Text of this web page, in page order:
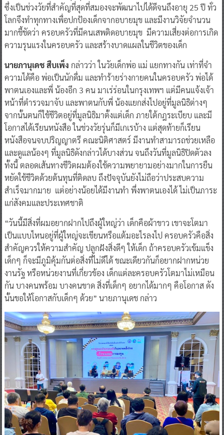
ซึ่งเป็นช่วงวัยที่สำคัญที่สุดที่สมองจะพัฒนาไปได้ดีจนถึงอายุ 25 ปี ทั่ว
โลกจึงทำทุกทางเพื่อปกป้องเด็กจากอบายมุข และมีงานวิจัยจำนวน
มากชี้ชัดว่า ครอบครัวที่มีคนเสพติดอบายมุข มีความเสี่ยงต่อการเกิด
ความรุนแรงในครอบครัว และสร้างบาดแผลในชีวิตของเด็ก
นายภานุเดช สืบเพ็ง กล่าวว่า ในวัยเด็กพ่อ แม่ แยกทางกัน เท่าที่จำ
ความได้คือ พ่อเป็นนักดื่ม และทำร้ายร่างกายคนในครอบครัว พ่อได้
พาตนเองและพี่ น้องอีก 3 คน มาเร่ร่อนในกรุงเทพฯ แต่มีคนแจ้งเจ้า
หน้าที่ตำรวจมาจับ และพาตนกับพี่ น้องแยกส่งไปอยู่ที่มูลนิธิต่างๆ
จากนั้นตนก็ใช้ชีวิตอยู่ที่มูลนิธิมาตั้งแต่เด็ก ภายใต้กฎระเบียบ และมี
โอกาสได้เรียนหนังสือ ในช่วงวัยรุ่นก็มีเกเรบ้าง แต่สุดท้ายก็เรียน
หนังสือจนจบปริญญาตรี คณะนิติศาสตร์ มีงานทำสามารถช่วยเหลือ
และดูแลน้องๆ ที่มูลนิธิดังกล่าวได้บางส่วน จนถึงวันที่มูลนิธิปิดตัวลง
ทั้งนี้ ตลอดเส้นทางชีวิตผมต้องใช้ความพยายามอย่างมากในการยืน
หยัดใช้ชีวิตด้วยต้นทุนที่ติดลบ ถึงปัจจุบันยังไม่ถือว่าประสบความ
สำเร็จมากมาย แต่อย่างน้อยได้มีงานทำ พึ่งพาตนเองได้ ไม่เป็นภาระ
แก่สังคมและประเทศชาติ
“วันนี้มีสิ่งที่ผมอยากฝากไปถึงผู้ใหญ่ว่า เด็กคือผ้าขาว เขาจะโตมา
เป็นแบบไหนอยู่ที่ผู้ใหญ่จะเขียนหรือแต้มอะไรลงไป ครอบครัวคือสิ่ง
สำคัญควรให้ความสำคัญ ปลูกฝังสิ่งดีๆ ให้เด็ก ถ้าครอบครัวเข้มแข็ง
เด็กๆ ก็จะมีภูมิคุ้มกันต่อสิ่งที่ไม่ดีได้ ขณะเดียวกันก็อยากฝากหน่วย
งานรัฐ หรือหน่วยงานที่เกี่ยวข้อง เด็กแต่ละครอบครัวโตมาไม่เหมือน
กัน บางคนพร้อม บางคนขาด สิ่งที่เด็กๆ อยากได้มากๆ คือโอกาส ดัง
นั้นขอให้โอกาสกับเด็กๆ ด้วย” นายภานุเดช กล่าว